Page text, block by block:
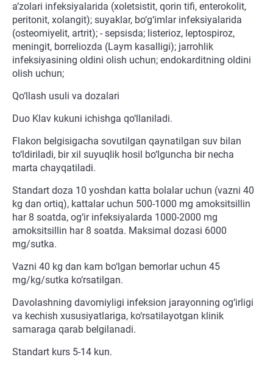
a’zolari infeksiyalarida (xoletsistit, qorin tifi, enterokolit,
peritonit, xolangit); suyaklar, bo‘g‘imlar infeksiyalarida
(osteomiyelit, artrit); - sepsisda; listerioz, leptospiroz,
meningit, borreliozda (Laym kasalligi); jarrohlik
infeksiyasining oldini olish uchun; endokarditning oldini
olish uchun;
Qo‘llash usuli va dozalari
Duo Klav kukuni ichishga qo‘llaniladi.
Flakon belgisigacha sovutilgan qaynatilgan suv bilan
to‘ldiriladi, bir xil suyuqlik hosil bo‘lguncha bir necha
marta chayqatiladi.
Standart doza 10 yoshdan katta bolalar uchun (vazni 40
kg dan ortiq), kattalar uchun 500-1000 mg amoksitsillin
har 8 soatda, og‘ir infeksiyalarda 1000-2000 mg
amoksitsillin har 8 soatda. Maksimal dozasi 6000
mg/sutka.
Vazni 40 kg dan kam bo‘lgan bemorlar uchun 45
mg/kg/sutka ko‘rsatilgan.
Davolashning davomiyligi infeksion jarayonning og‘irligi
va kechish xususiyatlariga, ko‘rsatilayotgan klinik
samaraga qarab belgilanadi.
Standart kurs 5-14 kun.